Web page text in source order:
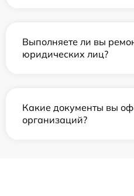
Выполняете ли вы
юридических лиц?
Какие документы вы
организаций?